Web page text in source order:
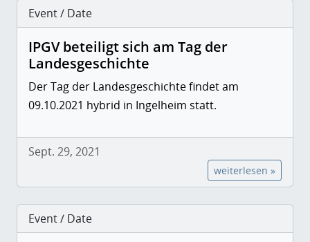
Event / Date
IPGV beteiligt sich am Tag der
Landesgeschichte
Der Tag der Landesgeschichte findet am
09.10.2021 hybrid in Ingelheim statt.
Sept. 29, 2021
weiterlesen »
Event / Date